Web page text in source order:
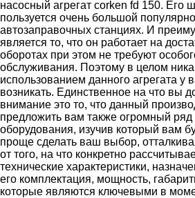
насосный агрегат corken fd 150. Его
пользуется очень большой
автозаправочных станциях. И
является то, что он работает на
оборотах при этом не требуют
обслуживания. Поэтому в целом
использованием данного агрегата у
возникать. Единственное на что вы
внимание это то, что данный
предложить вам также огромный ряд
оборудования, изучив который вам
проще сделать ваш выбор,
от того, на что конкретно
технические характеристики,
его комплектация, мощность,
которые являются ключевыми в